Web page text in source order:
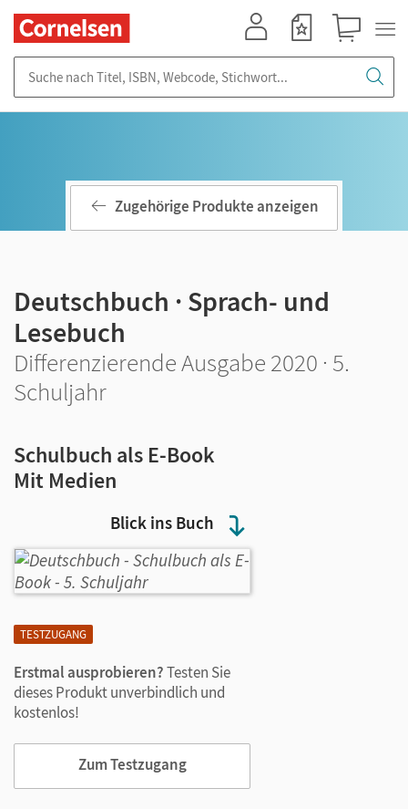
Blick ins Buch
TESTZUGANG
Erstmal ausprobieren?Testen Sie
dieses Produkt unverbindlich und
kostenlos!
Zum Testzugang
Zugehörige Produkte anzeigen
Deutschbuch · Sprach- und
Lesebuch
Differenzierende Ausgabe 2020 · 5.
Schuljahr
Schulbuch als E-Book
Mit Medien